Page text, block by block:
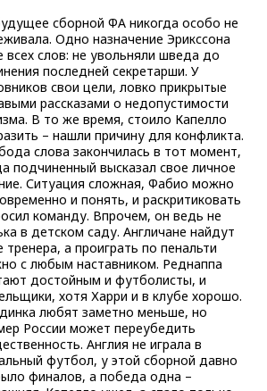
сборной ФА никогда особо не
Одно назначение Эрикссона
всех слов: не увольняли шведа до
последней секретарши. У
свои цели, ловко прикрытые
рассказами о недопустимости
В то же время, стоило Капелло
– нашли причину для конфликта.
слова закончилась в тот момент,
подчиненный высказал свое личное
Ситуация сложная, Фабио можно
и понять, и раскритиковать
команду. Впрочем, он ведь не
в детском саду. Англичане найдут
тренера, а проиграть по пенальти
с любым наставником. Реднаппа
достойным и футболисты, и
хотя Харри и в клубе хорошо.
любят заметно меньше, но
России может переубедить
Англия не играла в
футбол, у этой сборной давно
финалов, а победа одна –